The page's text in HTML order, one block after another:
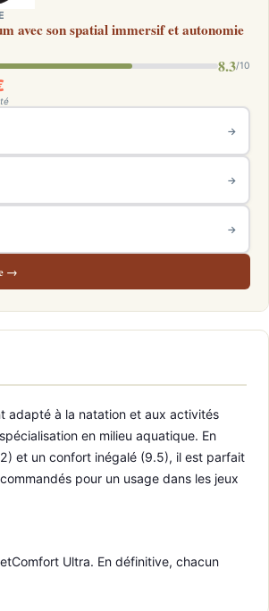
avec son spatial immersif et autonomie
8.3/10
→
→
→
→
adapté à la natation et aux activités
en milieu aquatique. En
et un confort inégalé (9.5), il est parfait
pour un usage dans les jeux
Ultra. En définitive, chacun